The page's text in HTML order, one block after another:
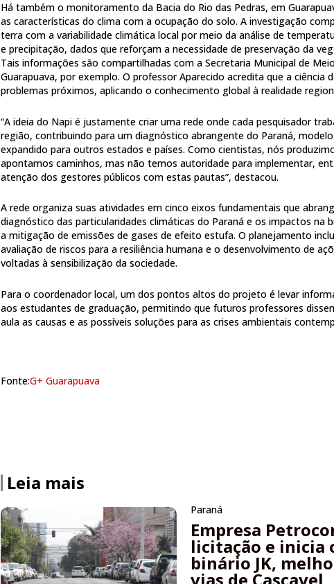
Há também o monitoramento da Bacia do Rio das Pedras, em
as características do clima com a ocupação do solo. A investigação
terra com a variabilidade climática local por meio da análise de
e precipitação, dados que reforçam a necessidade de preservação da
Tais informações são compartilhadas com a Secretaria Municipal de
Guarapuava, por exemplo. O professor Aparecido acredita que a ciência
problemas próximos, aplicando o conhecimento global à realidade
“A ideia do Napi é justamente criar uma rede onde cada pesquisador
região, contribuindo para um diagnóstico abrangente do Paraná,
expandido para outros estados e países. Como cientistas, nós
apontamos caminhos, mas não temos autoridade para implementar,
atenção dos gestores públicos com estas pautas”, destacou.
A rede organiza suas atividades em cinco eixos fundamentais que
diagnóstico das particularidades climáticas do Paraná e os impactos na
a mitigação de emissões de gases de efeito estufa. O planejamento
avaliação de riscos para a resiliência humana e o desenvolvimento de
voltadas à sensibilização da sociedade.
Para o coordenador local, um dos pontos altos do projeto é levar
aos estudantes de graduação, permitindo que futuros professores
aula as causas e as possíveis soluções para as crises ambientais
Fonte:G+ Guarapuava
Leia mais
Paraná
Empresa
licitação e inicia
binário JK,
vias de Cascavel